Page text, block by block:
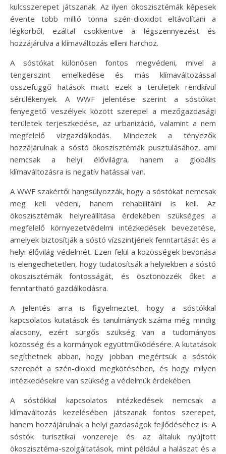
kulcsszerepet játszanak. Az ilyen ökoszisztémák képesek
évente több millió tonna szén-dioxidot eltávolítani a
légkörből, ezáltal csökkentve a légszennyezést és
hozzájárulva a klímaváltozás elleni harchoz.
A sóstókat különösen fontos megvédeni, mivel a
tengerszint emelkedése és más klímaváltozással
összefüggő hatások miatt ezek a területek rendkívül
sérülékenyek. A WWF jelentése szerint a sóstókat
fenyegető veszélyek között szerepel a mezőgazdasági
területek terjeszkedése, az urbanizáció, valamint a nem
megfelelő vízgazdálkodás. Mindezek a tényezők
hozzájárulnak a sóstó ökoszisztémák pusztulásához, ami
nemcsak a helyi élővilágra, hanem a globális
klímaváltozásra is negatív hatással van.
A WWF szakértői hangsúlyozzák, hogy a sóstókat nemcsak
meg kell védeni, hanem rehabilitálni is kell. Az
ökoszisztémák helyreállítása érdekében szükséges a
megfelelő környezetvédelmi intézkedések bevezetése,
amelyek biztosítják a sóstó vízszintjének fenntartását és a
helyi élővilág védelmét. Ezen felül a közösségek bevonása
is elengedhetetlen, hogy tudatosítsák a helyiekben a sóstó
ökoszisztémák fontosságát, és ösztönözzék őket a
fenntartható gazdálkodásra.
A jelentés arra is figyelmeztet, hogy a sóstókkal
kapcsolatos kutatások és tanulmányok száma még mindig
alacsony, ezért sürgős szükség van a tudományos
közösség és a kormányok együttműködésére. A kutatások
segíthetnek abban, hogy jobban megértsük a sóstók
szerepét a szén-dioxid megkötésében, és hogy milyen
intézkedésekre van szükség a védelmük érdekében.
A sóstókkal kapcsolatos intézkedések nemcsak a
klímaváltozás kezelésében játszanak fontos szerepet,
hanem hozzájárulnak a helyi gazdaságok fejlődéséhez is. A
sóstók turisztikai vonzereje és az általuk nyújtott
ökoszisztéma-szolgáltatások, mint például a halászat és a